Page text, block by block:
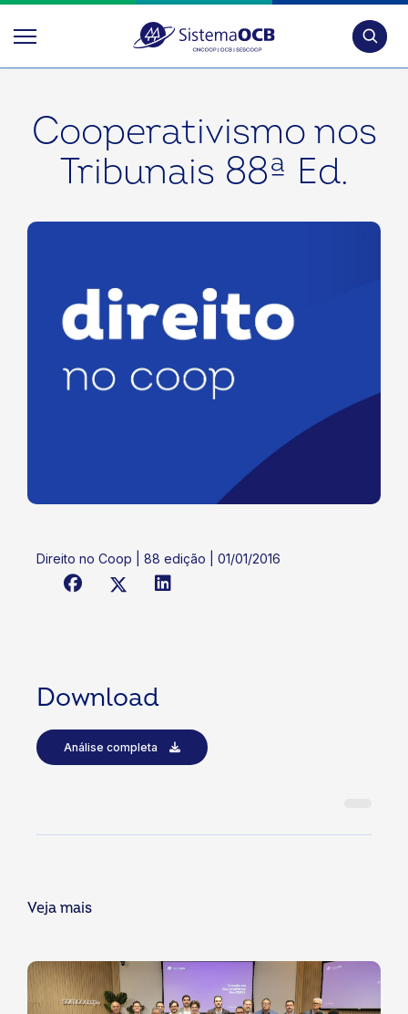
Cooperativismo nos
Tribunais 88ª Ed.
Direito no Coop | 88 edição | 01/01/2016
Download
Análise completa
Veja mais